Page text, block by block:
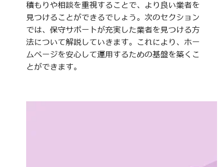
積もりや相談を重視することで、より良い業者を
見つけることができるでしょう。次のセクション
では、保守サポートが充実した業者を見つける方
法について解説していきます。これにより、ホー
ムページを安心して運用するための基盤を築くこ
とができます。